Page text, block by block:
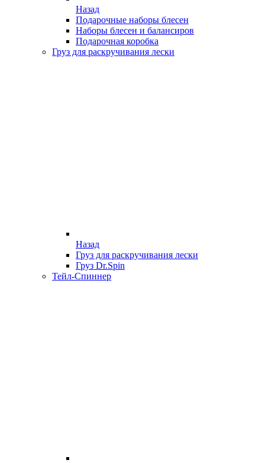
Назад
Подарочные наборы блесен
Наборы блесен и балансиров
Подарочная коробка
Груз для раскручивания лески
Назад
Груз для раскручивания лески
Груз Dr.Spin
Тейл-Спиннер